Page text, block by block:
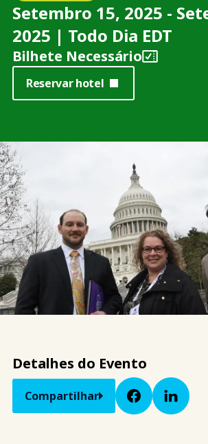
Setembro 15, 2025 -
2025 | Todo Dia EDT
Bilhete Necessário
Reservar hotel
Detalhes do Evento
Compartilhar